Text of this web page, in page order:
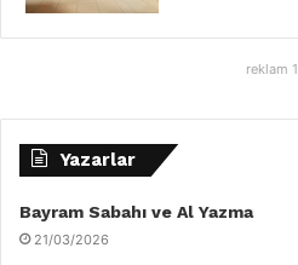
reklam 1
Yazarlar
Bayram Sabahı ve Al Yazma
21/03/2026